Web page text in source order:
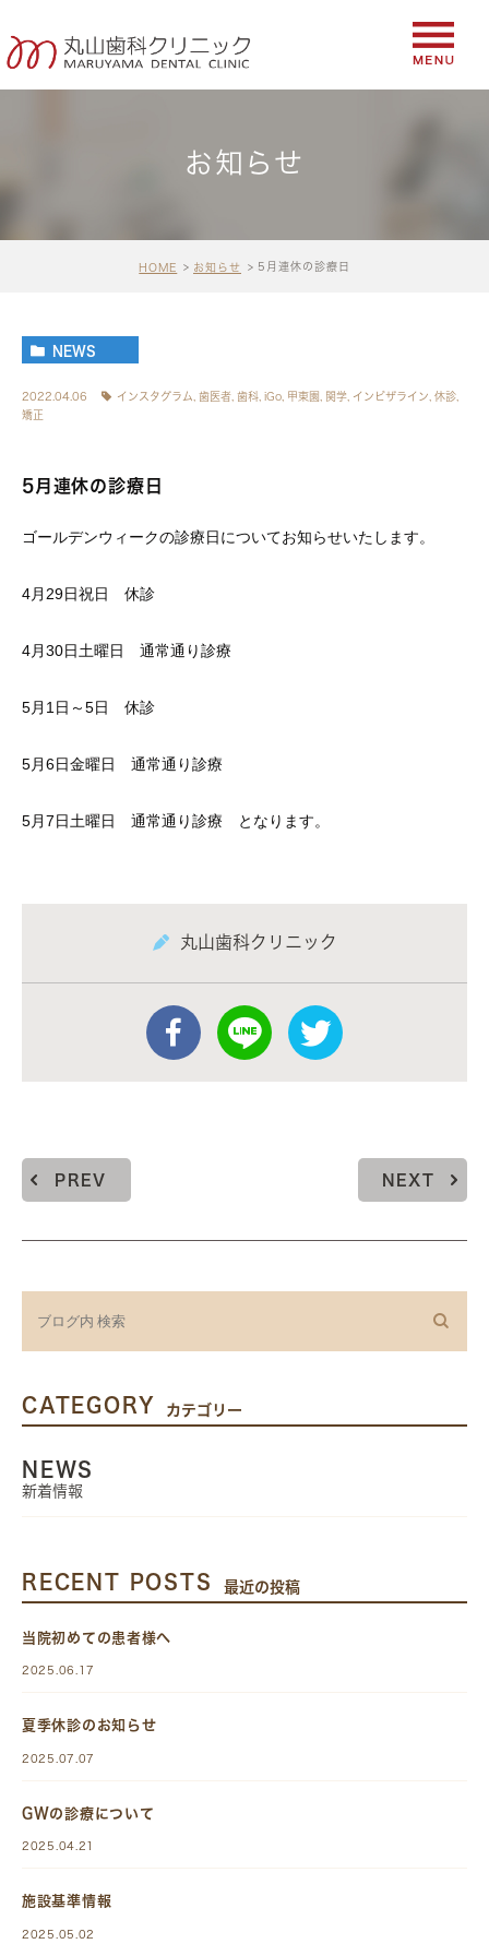
お知らせ
HOME お知らせ 5月連休の診療日
NEWS
2022.04.06 インスタグラム 歯医者 歯科 iGo 甲東園 関学 インビザライン 休診
矯正
5月連休の診療日
ゴールデンウィークの診療日についてお知らせいたします。
4月29日祝日 休診
4月30日土曜日 通常通り診療
5月1日～5日 休診
5月6日金曜日 通常通り診療
5月7日土曜日 通常通り診療 となります。
丸山歯科クリニック
PREV NEXT
CATEGORY カテゴリー
NEWS
新着情報
RECENT POSTS 最近の投稿
当院初めての患者様へ
2025.06.17
夏季休診のお知らせ
2025.07.07
GWの診療について
2025.04.21
施設基準情報
2025.05.02